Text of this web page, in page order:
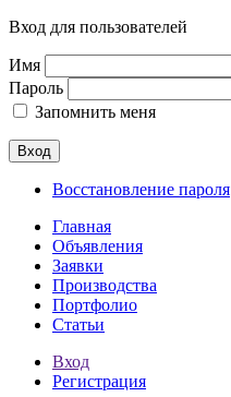
Вход для пользователей
Имя
Пароль
Запомнить меня
Вход
Восстановление пароля
Главная
Объявления
Заявки
Производства
Портфолио
Статьи
Вход
Регистрация